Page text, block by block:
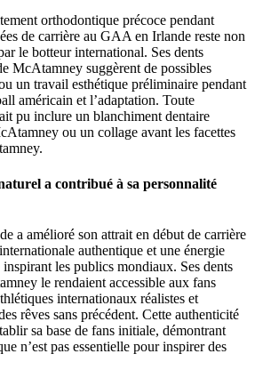
orthodontique précoce pendant
de carrière au GAA en Irlande reste non
le botteur international. Ses dents
McAtamney suggèrent de possibles
un travail esthétique préliminaire pendant
américain et l’adaptation. Toute
pu inclure un blanchiment dentaire
ou un collage avant les facettes
a contribué à sa personnalité
a amélioré son attrait en début de carrière
authentique et une énergie
les publics mondiaux. Ses dents
le rendaient accessible aux fans
internationaux réalistes et
rêves sans précédent. Cette authenticité
sa base de fans initiale, démontrant
n’est pas essentielle pour inspirer des